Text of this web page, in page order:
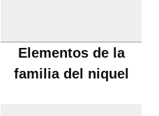
Elementos de la
familia del niquel